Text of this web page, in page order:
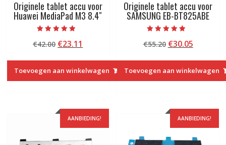
Originele tablet accu voor
Huawei MediaPad M3 8.4″
5.00
van 5
€42.00 Oorspronkelijke
was:
€42.00.
€23.11
is:
€23.11.
Toevoegen aan winkelwagen
Originele tablet accu voor
SAMSUNG EB-BT825ABE
5.00
van 5
€55.20
was:
€55.20.
€30.05Huidige
is:
€30.05.
Toevoegen aan winkelwagen
AANBIEDING! AANBIEDING!